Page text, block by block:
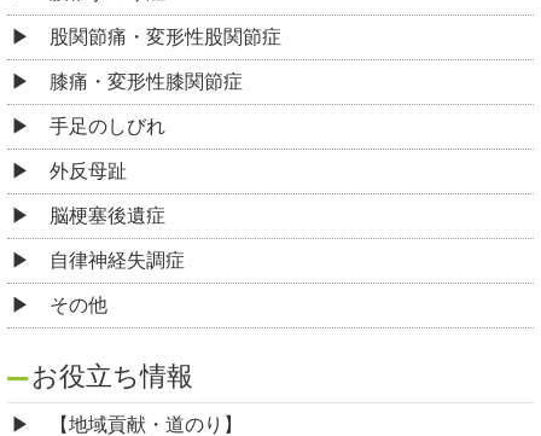
股関節痛・変形性股関節症
膝痛・変形性膝関節症
手足のしびれ
外反母趾
脳梗塞後遺症
自律神経失調症
その他
お役立ち情報
【地域貢献・道のり】